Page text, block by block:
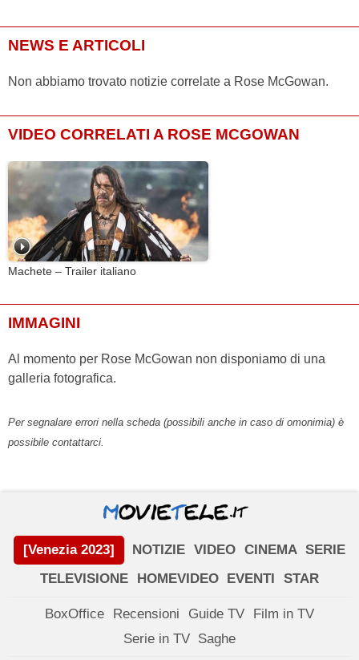
NEWS E ARTICOLI
Non abbiamo trovato notizie correlate a Rose McGowan.
VIDEO CORRELATI A ROSE MCGOWAN
Machete – Trailer italiano
IMMAGINI
Al momento per Rose McGowan non disponiamo di una
galleria fotografica.
Per segnalare errori nella scheda (possibili anche in caso di omonimia) è
possibile contattarci.
[Venezia 2023] NOTIZIE VIDEO CINEMA SERIE
TELEVISIONE
HOMEVIDEO EVENTI STAR
BoxOffice Recensioni Guide TV
Film in TV
Serie in TV Saghe